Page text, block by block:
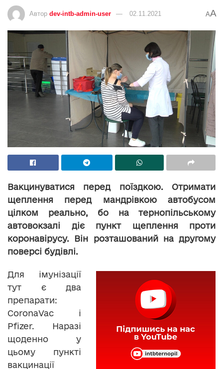
Автор dev-intb-admin-user 02.11.2021 AA
Вакцинуватися перед поїздкою. Отримати
щеплення перед мандрівкою автобусом
цілком реально, бо на тернопільському
автовокзалі діє пункт щеплення проти
коронавірусу. Він розташований на другому
поверсі будівлі.
Для імунізації
тут є два
препарати:
CoronaVac i
Pfizer. Наразі
щоденно у
цьому пункті
вакцинації